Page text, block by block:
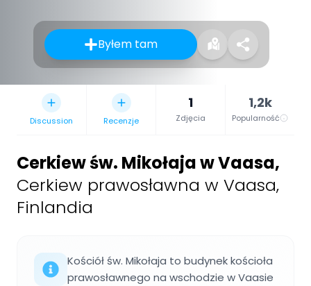
Byłem tam
Discussion Recenzje
1
Zdjęcia
1,2k
Popularność
Cerkiew św. Mikołaja w Vaasa,
Cerkiew prawosławna w Vaasa,
Finlandia
Kościół św. Mikołaja to budynek kościoła
prawosławnego na wschodzie w Vaasie